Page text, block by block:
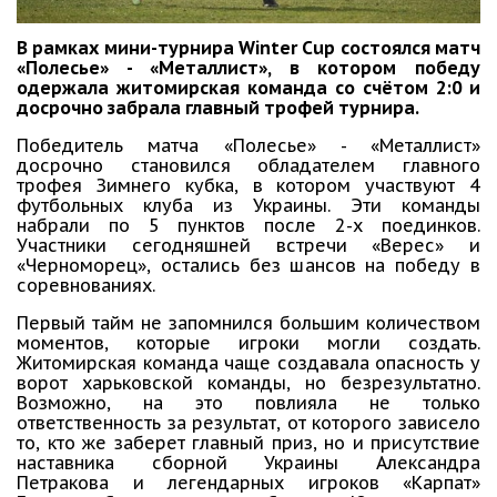
В рамках мини-турнира Winter Cup состоялся матч
«Полесье» - «Металлист», в котором победу
одержала житомирская команда со счётом 2:0 и
досрочно забрала главный трофей турнира.
Победитель матча «Полесье» - «Металлист»
досрочно становился обладателем главного
трофея Зимнего кубка, в котором участвуют 4
футбольных клуба из Украины. Эти команды
набрали по 5 пунктов после 2-х поединков.
Участники сегодняшней встречи «Верес» и
«Черноморец», остались без шансов на победу в
соревнованиях.
Первый тайм не запомнился большим количеством
моментов, которые игроки могли создать.
Житомирская команда чаще создавала опасность у
ворот харьковской команды, но безрезультатно.
Возможно, на это повлияла не только
ответственность за результат, от которого зависело
то, кто же заберет главный приз, но и присутствие
наставника сборной Украины Александра
Петракова и легендарных игроков «Карпат»